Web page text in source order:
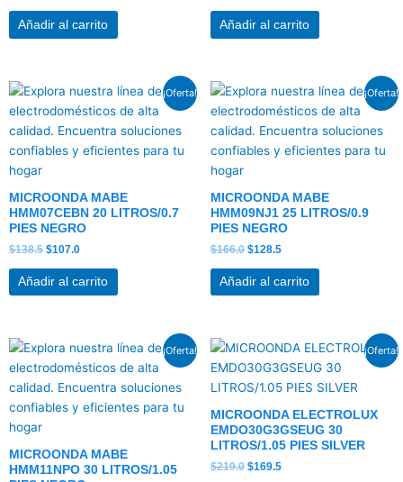
Añadir al carrito Añadir al carrito
¡Oferta!
MICROONDA MABE
HMM07CEBN 20 LITROS/0.7
PIES NEGRO
$138.5
El
original
era:
$138.5.
$107.0
El
actual
es:
$107.0.
Añadir al carrito
¡Oferta!
MICROONDA MABE
HMM09NJ1 25 LITROS/0.9
PIES NEGRO
$166.0
El
original
era:
$166.0.
$128.5
El
actual
es:
$128.5.
Añadir al carrito
¡Oferta!
MICROONDA MABE
HMM11NPO 30 LITROS/1.05
El
original
era:
$189.0.
El
actual
es:
$146.5.
¡Oferta!
MICROONDA ELECTROLUX
EMDO30G3GSEUG 30
LITROS/1.05 PIES SILVER
$219.0
El
original
era:
$169.5
El
actual
es: